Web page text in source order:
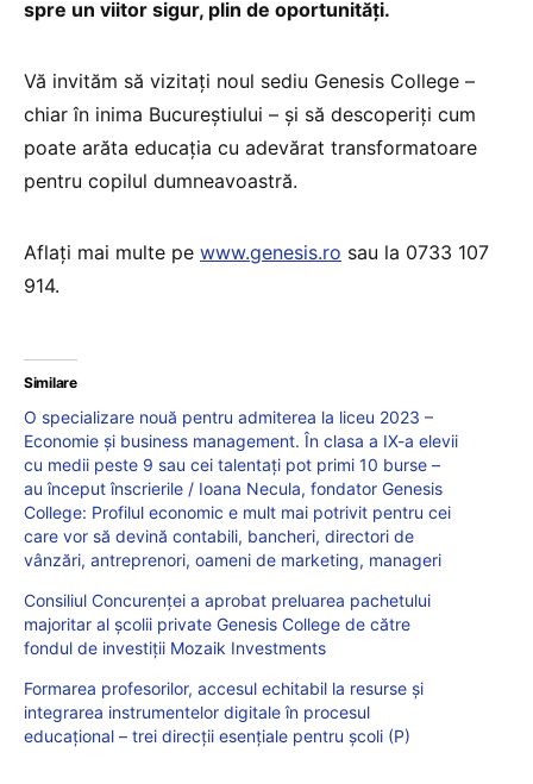
spre un viitor sigur, plin de oportunități.
Vă invităm să vizitați noul sediu Genesis College –
chiar în inima Bucureștiului – și să descoperiți cum
poate arăta educația cu adevărat transformatoare
pentru copilul dumneavoastră.
Aflați mai multe pe www.genesis.ro sau la 0733 107
914.
Similare
O specializare nouă pentru admiterea la liceu 2023 –
Economie și business management. În clasa a IX-a elevii
cu medii peste 9 sau cei talentați pot primi 10 burse –
au început înscrierile / Ioana Necula, fondator Genesis
College: Profilul economic e mult mai potrivit pentru cei
care vor să devină contabili, bancheri, directori de
vânzări, antreprenori, oameni de marketing, manageri
Consiliul Concurenței a aprobat preluarea pachetului
majoritar al școlii private Genesis College de către
fondul de investiții Mozaik Investments
Formarea profesorilor, accesul echitabil la resurse și
integrarea instrumentelor digitale în procesul
educațional – trei direcții esențiale pentru școli (P)